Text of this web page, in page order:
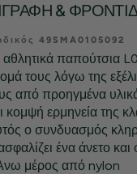
&
49SMA0105092
αθλητικά παπούτσια
τους λόγω της
από προηγμένα
κομψή ερμηνεία της
ο συνδυασμός
ένα άνετο και
μέρος από nylon